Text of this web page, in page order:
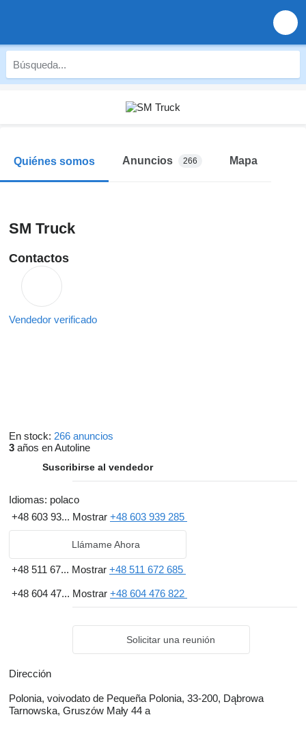
Quiénes somos Anuncios 266 Mapa
SM Truck
Contactos
Vendedor verificado
En stock: 266 anuncios
3 años en Autoline
Suscribirse al vendedor
Idiomas: polaco
+48 603 93... Mostrar +48 603 939 285
Llámame Ahora
+48 511 67... Mostrar +48 511 672 685
+48 604 47... Mostrar +48 604 476 822
Solicitar una reunión
Dirección
Polonia, voivodato de Pequeña Polonia, 33-200, Dąbrowa
Tarnowska, Gruszów Mały 44 a